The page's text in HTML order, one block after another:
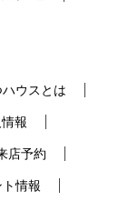
ハウスとは
報
店予約
情報